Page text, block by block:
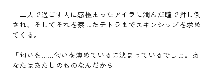
二人で過ごす内に感極まったアイラに潤んだ瞳で押し倒
され、そしてそれを察したテトラまでスキンシップを求め
てくる。
「匂いを……匂いを薄めているに決まっているでしょ。あ
なたはあたしのものなんだから」